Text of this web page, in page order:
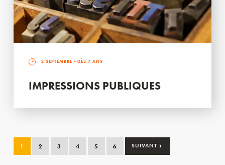
2 SEPTEMBRE - DÈS 7 ANS
IMPRESSIONS PUBLIQUES
1 2 3 4 5 6 SUIVANT ›